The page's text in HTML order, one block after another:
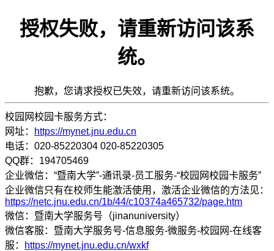
授权失败，请重新访问该系
统。
抱歉，您请求授权已失效，请重新访问该系统。
校园网校园卡服务方式：
网址：
https://mynet.jnu.edu.cn
电话：020-85220304 020-85220305
QQ群：194705469
企业微信：“暨南大学”-通讯录-员工服务-“校园网校园卡服务”
企业微信只有在校师生能激活使用，激活企业微信的方法见：
https://netc.jnu.edu.cn/1b/44/c10374a465732/page.htm
微信：暨南大学服务号（jinanuniversity）
微信客服：暨南大学服务号-信息服务-微服务-校园网-在线客
服：
https://mynet.jnu.edu.cn/wxkf